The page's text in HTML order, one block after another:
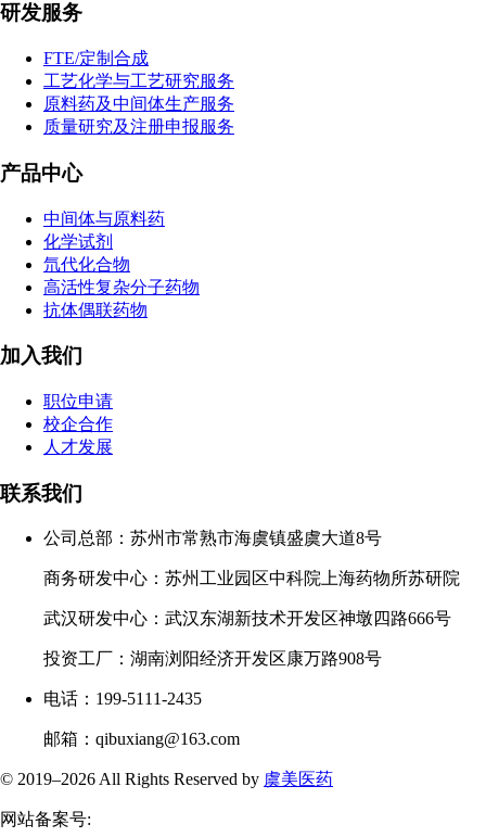
研发服务
FTE/定制合成
工艺化学与工艺研究服务
原料药及中间体生产服务
质量研究及注册申报服务
产品中心
中间体与原料药
化学试剂
氘代化合物
高活性复杂分子药物
抗体偶联药物
加入我们
职位申请
校企合作
人才发展
联系我们
公司总部：苏州市常熟市海虞镇盛虞大道8号
商务研发中心：苏州工业园区中科院上海药物所苏研院
武汉研发中心：武汉东湖新技术开发区神墩四路666号
投资工厂：湖南浏阳经济开发区康万路908号
电话：199-5111-2435
邮箱：qibuxiang@163.com
© 2019–2026 All Rights Reserved by 虞美医药
网站备案号: